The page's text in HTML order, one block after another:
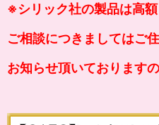
※シリック社の製品は高
ご相談につきましてはご
お知らせ頂いております